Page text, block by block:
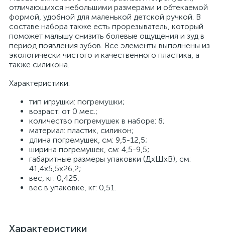
отличающихся небольшими размерами и обтекаемой
формой, удобной для маленькой детской ручкой. В
составе набора также есть прорезыватель, который
поможет малышу снизить болевые ощущения и зуд в
период появления зубов. Все элементы выполнены из
экологически чистого и качественного пластика, а
также силикона.
Характеристики:
тип игрушки: погремушки;
возраст: от 0 мес.;
количество погремушек в наборе: 8;
материал: пластик, силикон;
длина погремушек, см: 9,5-12,5;
ширина погремушек, см: 4,5-9,5;
габаритные размеры упаковки (ДхШхВ), см:
41,4х5,5х26,2;
вес, кг: 0,425;
вес в упаковке, кг: 0,51.
Характеристики